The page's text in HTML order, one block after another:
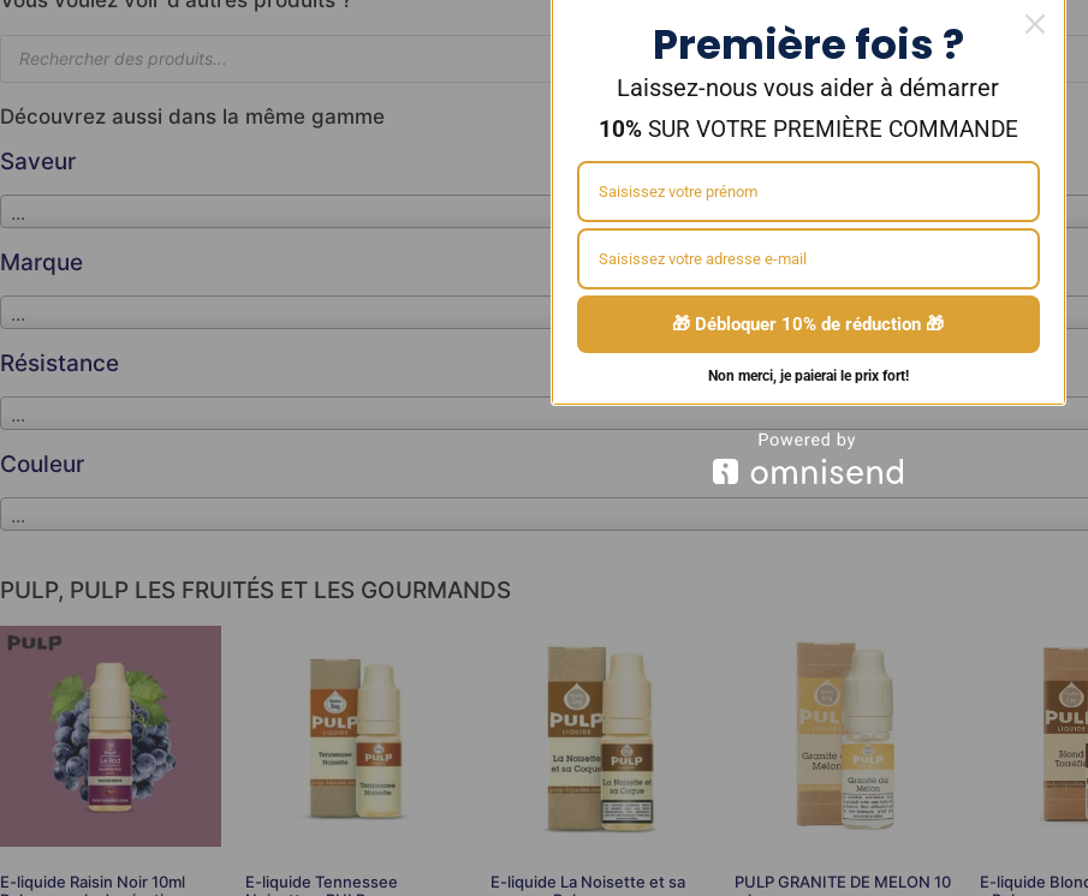
Découvrez aussi dans la même gamme
Saveur
...
Marque
...
Résistance
...
Couleur
...
PULP, PULP LES FRUITÉS ET LES GOURMANDS
E-liquide Raisin Noir 10ml
E-liquide Tennessee
E-liquide La Noisette et sa
PULP GRANITE DE MELON 10
E-liquide
Première fois ?
Laissez-nous vous aider à démarrer
10%SUR VOTRE PREMIÈRE COMMANDE
🎁 Débloquer 10% de réduction 🎁
Non merci, je paierai le prix fort!